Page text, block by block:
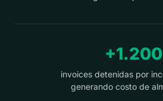
+1.200
invoices detenidas por
generando costo de